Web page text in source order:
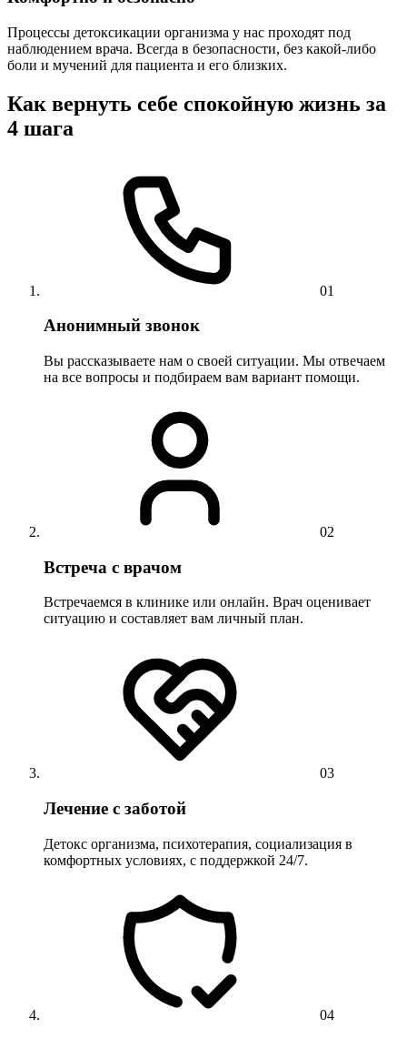
Процессы детоксикации организма у нас проходят под
наблюдением врача. Всегда в безопасности, без какой-либо
боли и мучений для пациента и его близких.
Как вернуть себе спокойную жизнь за
4 шага
01
Анонимный звонок
Вы рассказываете нам о своей ситуации. Мы отвечаем
на все вопросы и подбираем вам вариант помощи.
02
Встреча с врачом
Встречаемся в клинике или онлайн. Врач оценивает
ситуацию и составляет вам личный план.
03
Лечение с заботой
Детокс организма, психотерапия, социализация в
комфортных условиях, с поддержкой 24/7.
04